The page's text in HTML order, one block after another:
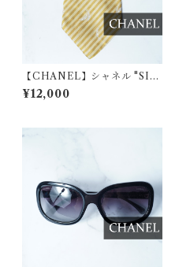
【CHANEL】シャネル "SIL
K100%" ゴールドチェーン・
レジメンタルネクタイ yellow
¥12,000